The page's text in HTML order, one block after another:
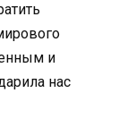
и
нас